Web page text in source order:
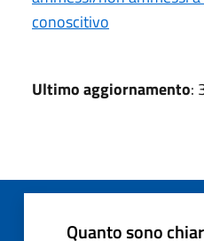
conoscitivo
Ultimo aggiornamento:
Quanto sono